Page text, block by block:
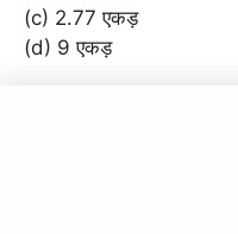
(c) 2.77 एकड़
(d) 9 एकड़